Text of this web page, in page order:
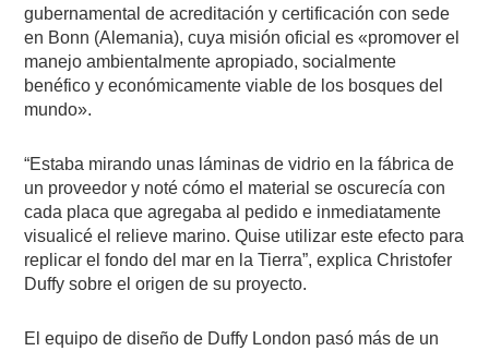
gubernamental de acreditación y certificación con sede
en Bonn (Alemania), cuya misión oficial es «promover el
manejo ambientalmente apropiado, socialmente
benéfico y económicamente viable de los bosques del
mundo».
“Estaba mirando unas láminas de vidrio en la fábrica de
un proveedor y noté cómo el material se oscurecía con
cada placa que agregaba al pedido e inmediatamente
visualicé el relieve marino. Quise utilizar este efecto para
replicar el fondo del mar en la Tierra”, explica Christofer
Duffy sobre el origen de su proyecto.
El equipo de diseño de Duffy London pasó más de un